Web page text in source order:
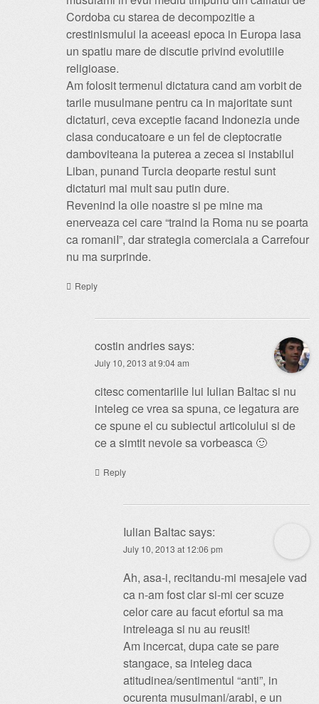
Cordoba cu starea de decompozitie a
crestinismului la aceeasi epoca in Europa lasa
un spatiu mare de discutie privind evolutiile
religioase.
Am folosit termenul dictatura cand am vorbit de
tarile musulmane pentru ca in majoritate sunt
dictaturi, ceva exceptie facand Indonezia unde
clasa conducatoare e un fel de cleptocratie
damboviteana la puterea a zecea si instabilul
Liban, punand Turcia deoparte restul sunt
dictaturi mai mult sau putin dure.
Revenind la oile noastre si pe mine ma
enerveaza cei care “traind la Roma nu se poarta
ca romaniI”, dar strategia comerciala a Carrefour
nu ma surprinde.
Reply
costin andriessays:
July 10, 2013 at 9:04 am
citesc comentariile lui Iulian Baltac si nu
inteleg ce vrea sa spuna, ce legatura are
ce spune el cu subiectul articolului si de
ce a simtit nevoie sa vorbeasca 🙂
Reply
Iulian Baltacsays:
July 10, 2013 at 12:06 pm
Ah, asa-i, recitandu-mi mesajele vad
ca n-am fost clar si-mi cer scuze
celor care au facut efortul sa ma
intreleaga si nu au reusit!
Am incercat, dupa cate se pare
stangace, sa inteleg daca
atitudinea/sentimentul “anti”, in
ocurenta musulmani/arabi, e un